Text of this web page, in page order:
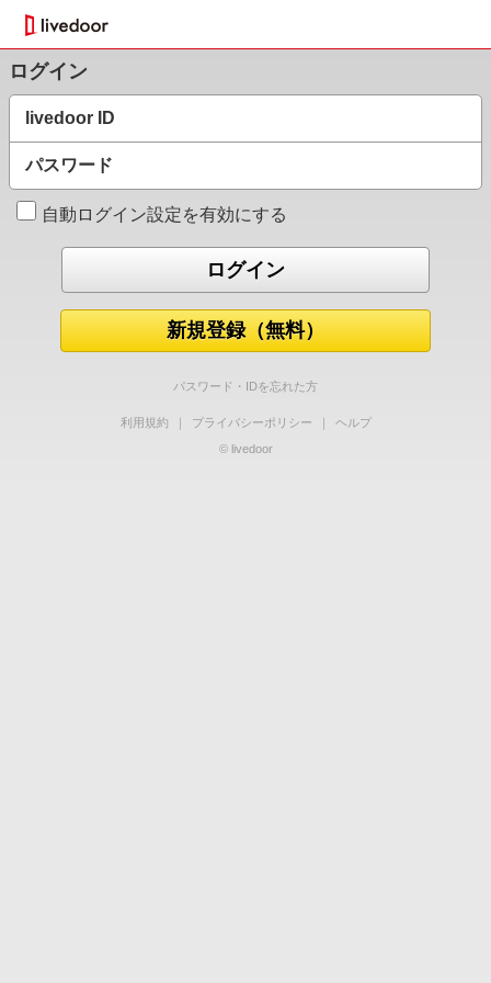
ログイン
livedoor ID
パスワード
自動ログイン設定を有効にする
新規登録（無料）
パスワード・IDを忘れた方
利用規約 ｜ プライバシーポリシー ｜
ヘルプ
© livedoor